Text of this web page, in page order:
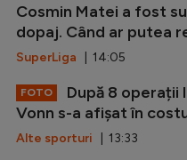
Cosmin Matei a fost
dopaj. Când ar putea
SuperLiga | 14:05
FOTO
După 8 operații
Vonn s-a afișat în
Alte sporturi | 13:33